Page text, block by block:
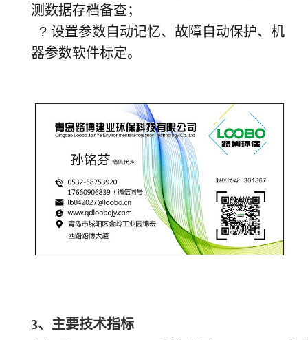
测数据存档备查；
? 设置参数自动记忆、故障自动保护、机
器参数软件标定。
3、 主要技术指标